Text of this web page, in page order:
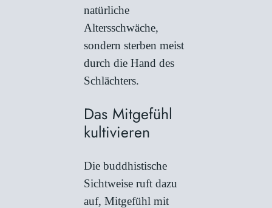
natürliche
Altersschwäche,
sondern sterben meist
durch die Hand des
Schlächters.
Das Mitgefühl
kultivieren
Die buddhistische
Sichtweise ruft dazu
auf, Mitgefühl mit